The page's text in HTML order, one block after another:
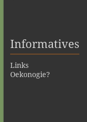
Informatives
Links
Oekonogie?